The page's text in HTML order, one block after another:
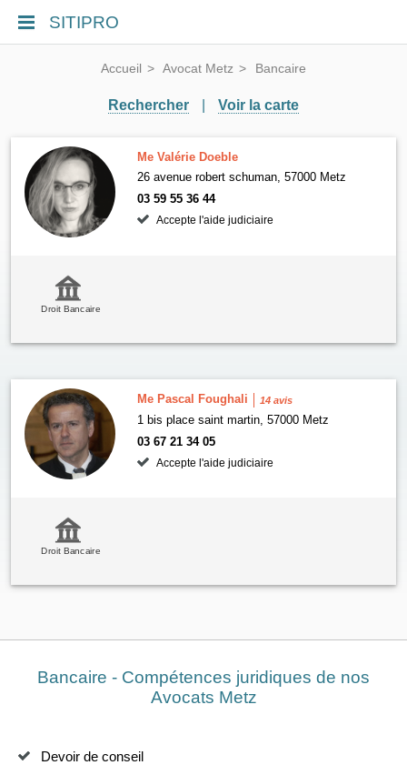
SITIPRO
Accueil Avocat Metz Bancaire
Rechercher Voir la carte
Me Valérie Doeble
26 avenue robert schuman, 57000 Metz
03 59 55 36 44
Accepte l'aide judiciaire
Droit Bancaire
Me Pascal Foughali 14 avis
1 bis place saint martin, 57000 Metz
03 67 21 34 05
Accepte l'aide judiciaire
Droit Bancaire
Bancaire - Compétences juridiques de nos
Avocats Metz
Devoir de conseil